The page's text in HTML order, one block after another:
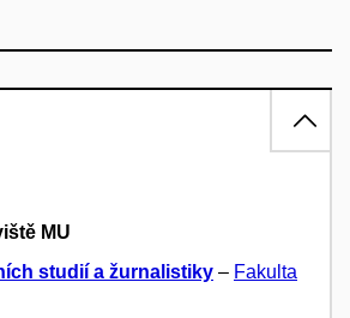
MU
studií a žurnalistiky – Fakulta